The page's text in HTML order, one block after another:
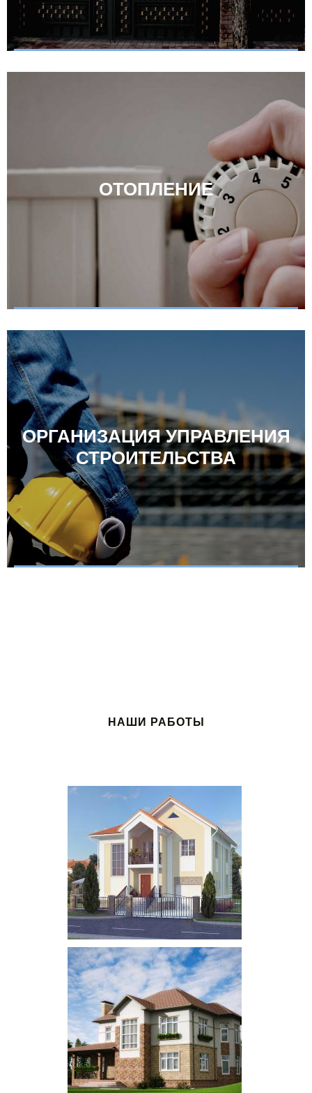
ОТОПЛЕНИЕ
ОРГАНИЗАЦИЯ УПРАВЛЕНИЯ
СТРОИТЕЛЬСТВА
НАШИ РАБОТЫ